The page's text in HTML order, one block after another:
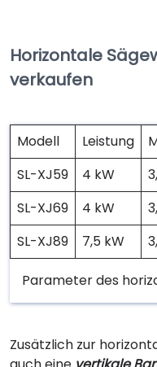
Horizontale
verkaufen
Modell Leistung
SL-XJ59
4 kW
SL-XJ69
4 kW
SL-XJ89
7,5 kW
Parameter des
Zusätzlich zur